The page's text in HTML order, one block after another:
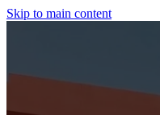
Skip to main content